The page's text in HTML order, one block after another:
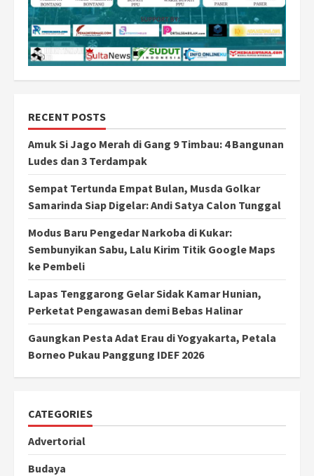
RECENT POSTS
Amuk Si Jago Merah di Gang 9 Timbau: 4 Bangunan
Ludes dan 3 Terdampak
Sempat Tertunda Empat Bulan, Musda Golkar
Samarinda Siap Digelar: Andi Satya Calon Tunggal
Modus Baru Pengedar Narkoba di Kukar:
Sembunyikan Sabu, Lalu Kirim Titik Google Maps
ke Pembeli
Lapas Tenggarong Gelar Sidak Kamar Hunian,
Perketat Pengawasan demi Bebas Halinar
Gaungkan Pesta Adat Erau di Yogyakarta, Petala
Borneo Pukau Panggung IDEF 2026
CATEGORIES
Advertorial
Budaya